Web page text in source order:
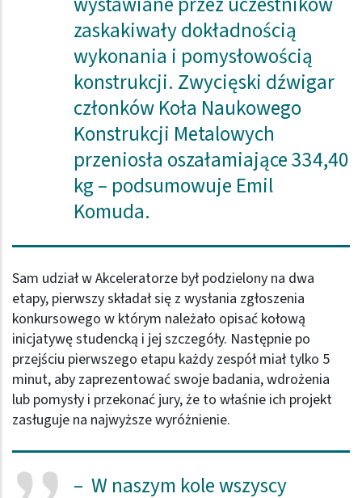
zaskakiwały dokładnością
wykonania i pomysłowością
konstrukcji. Zwycięski dźwigar
członków Koła Naukowego
Konstrukcji Metalowych
przeniosła oszałamiające 334,40
kg – podsumowuje Emil
Komuda.
Sam udział w Akceleratorze był podzielony na dwa
etapy, pierwszy składał się z wysłania zgłoszenia
konkursowego w którym należało opisać kołową
inicjatywę studencką i jej szczegóły. Następnie po
przejściu pierwszego etapu każdy zespół miał tylko 5
minut, aby zaprezentować swoje badania, wdrożenia
lub pomysły i przekonać jury, że to właśnie ich projekt
zasługuje na najwyższe wyróżnienie.
– W naszym kole wszyscy